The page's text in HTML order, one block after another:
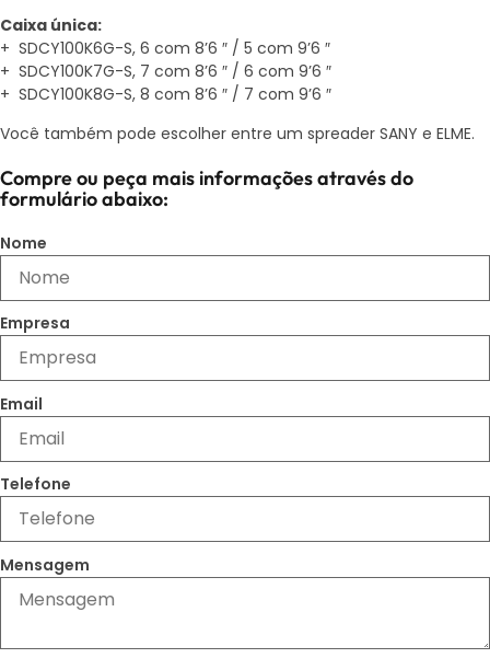
Caixa única:
+ SDCY100K6G-S, 6 com 8’6 ″ / 5 com 9’6 ″
+ SDCY100K7G-S, 7 com 8’6 ″ / 6 com 9’6 ″
+ SDCY100K8G-S, 8 com 8’6 ″ / 7 com 9’6 ″
Você também pode escolher entre um spreader SANY e ELME.
Compre ou peça mais informações através do
formulário abaixo:
Nome
Empresa
Email
Telefone
Mensagem